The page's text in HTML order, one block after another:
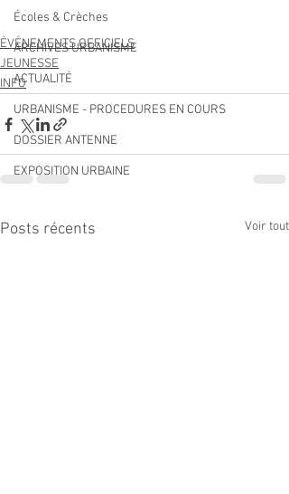
Écoles & Crèches
ARCHIVES URBANISME
ACTUALITÉ
URBANISME - PROCEDURES EN COURS
DOSSIER ANTENNE
EXPOSITION URBAINE
ÉVÉNEMENTS OFFICIELS
JEUNESSE
INFO
Posts récents Voir tout